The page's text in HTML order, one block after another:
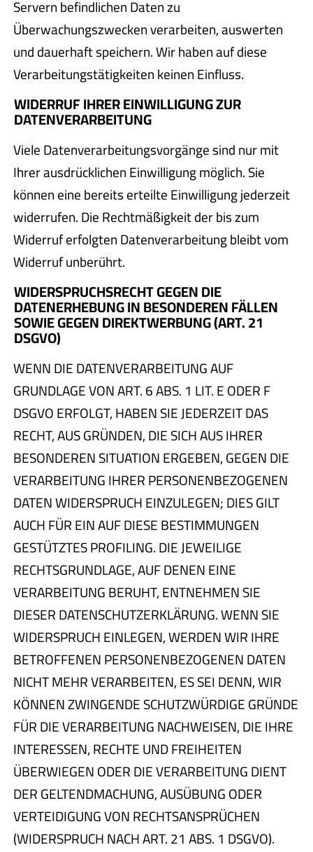
Servern befindlichen Daten zu
Überwachungszwecken verarbeiten, auswerten
und dauerhaft speichern. Wir haben auf diese
Verarbeitungstätigkeiten keinen Einfluss.
WIDERRUF IHRER EINWILLIGUNG ZUR
DATENVERARBEITUNG
Viele Datenverarbeitungsvorgänge sind nur mit
Ihrer ausdrücklichen Einwilligung möglich. Sie
können eine bereits erteilte Einwilligung jederzeit
widerrufen. Die Rechtmäßigkeit der bis zum
Widerruf erfolgten Datenverarbeitung bleibt vom
Widerruf unberührt.
WIDERSPRUCHSRECHT GEGEN DIE
DATENERHEBUNG IN BESONDEREN FÄLLEN
SOWIE GEGEN DIREKTWERBUNG (ART. 21
DSGVO)
WENN DIE DATENVERARBEITUNG AUF
GRUNDLAGE VON ART. 6 ABS. 1 LIT. E ODER F
DSGVO ERFOLGT, HABEN SIE JEDERZEIT DAS
RECHT, AUS GRÜNDEN, DIE SICH AUS IHRER
BESONDEREN SITUATION ERGEBEN, GEGEN DIE
VERARBEITUNG IHRER PERSONENBEZOGENEN
DATEN WIDERSPRUCH EINZULEGEN; DIES GILT
AUCH FÜR EIN AUF DIESE BESTIMMUNGEN
GESTÜTZTES PROFILING. DIE JEWEILIGE
RECHTSGRUNDLAGE, AUF DENEN EINE
VERARBEITUNG BERUHT, ENTNEHMEN SIE
DIESER DATENSCHUTZERKLÄRUNG. WENN SIE
WIDERSPRUCH EINLEGEN, WERDEN WIR IHRE
BETROFFENEN PERSONENBEZOGENEN DATEN
NICHT MEHR VERARBEITEN, ES SEI DENN, WIR
KÖNNEN ZWINGENDE SCHUTZWÜRDIGE GRÜNDE
FÜR DIE VERARBEITUNG NACHWEISEN, DIE IHRE
INTERESSEN, RECHTE UND FREIHEITEN
ÜBERWIEGEN ODER DIE VERARBEITUNG DIENT
DER GELTENDMACHUNG, AUSÜBUNG ODER
VERTEIDIGUNG VON RECHTSANSPRÜCHEN
(WIDERSPRUCH NACH ART. 21 ABS. 1 DSGVO).